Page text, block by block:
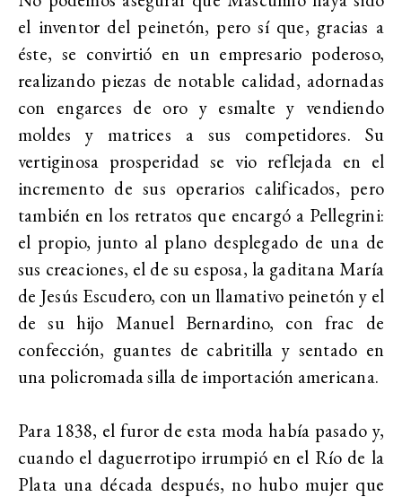
el inventor del peinetón, pero sí que, gracias a
éste, se convirtió en un empresario poderoso,
realizando piezas de notable calidad, adornadas
con engarces de oro y esmalte y vendiendo
moldes y matrices a sus competidores. Su
vertiginosa prosperidad se vio reflejada en el
incremento de sus operarios calificados, pero
también en los retratos que encargó a Pellegrini:
el propio, junto al plano desplegado de una de
sus creaciones, el de su esposa, la gaditana María
de Jesús Escudero, con un llamativo peinetón y el
de su hijo Manuel Bernardino, con frac de
confección, guantes de cabritilla y sentado en
una policromada silla de importación americana.
Para 1838, el furor de esta moda había pasado y,
cuando el daguerrotipo irrumpió en el Río de la
Plata una década después, no hubo mujer que